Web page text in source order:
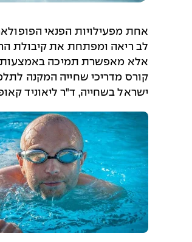
אחת מפעילויות הפנאי
לב ריאה ומפתחת את קיבולת
אלא מאפשרת תמיכה באמצעות
קורס מדריכי שחייה המקנה
ישראל בשחייה, ד"ר ליאוניד